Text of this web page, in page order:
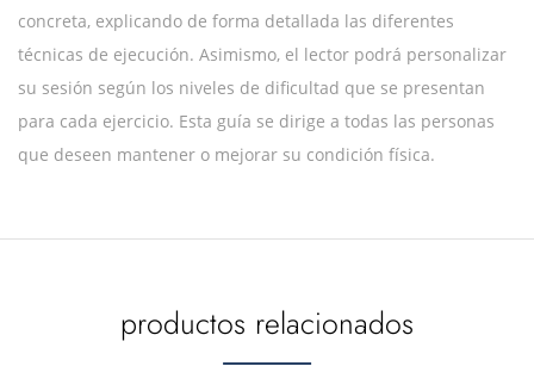
concreta, explicando de forma detallada las diferentes
técnicas de ejecución. Asimismo, el lector podrá personalizar
su sesión según los niveles de dificultad que se presentan
para cada ejercicio. Esta guía se dirige a todas las personas
que deseen mantener o mejorar su condición física.
productos relacionados